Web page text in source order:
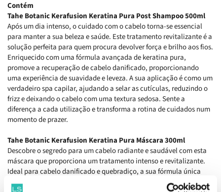
Contém
Tahe Botanic Kerafusion Keratina Pura Post Shampoo 500ml
Após um dia intenso, o cuidado com o cabelo torna-se essencial
para manter a sua beleza e saúde. Este tratamento revitalizante é a
solução perfeita para quem procura devolver força e brilho aos fios.
Enriquecido com uma fórmula avançada de keratina pura,
promove a recuperação de cabelo danificado, proporcionando
uma experiência de suavidade e leveza. A sua aplicação é como um
verdadeiro spa capilar, ajudando a selar as cutículas, reduzindo o
frizz e deixando o cabelo com uma textura sedosa. Sente a
diferença a cada utilização e transforma a rotina de cuidados num
momento de prazer.
Tahe Botanic Kerafusion Keratina Pura Máscara 300ml
Descobre o segredo para um cabelo radiante e saudável com esta
máscara que proporciona um tratamento intenso e revitalizante.
Ideal para cabelo danificado e quebradiço, a sua fórmula única
penetra profundamente na fibra capilar, promovendo a hidratação